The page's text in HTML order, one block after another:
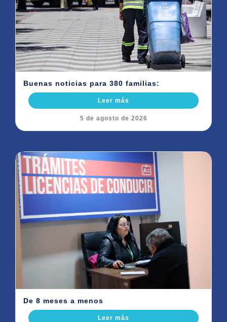
Buenas noticias para 380 familias:
Leer más
5 de agosto de 2026
De 8 meses a menos
Leer más